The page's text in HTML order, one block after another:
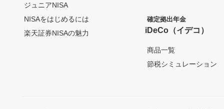
ジュニアNISA
NISAをはじめるには
楽天証券NISAの魅力
確定拠出年金
iDeCo（イデコ）
商品一覧
節税シミュレーション